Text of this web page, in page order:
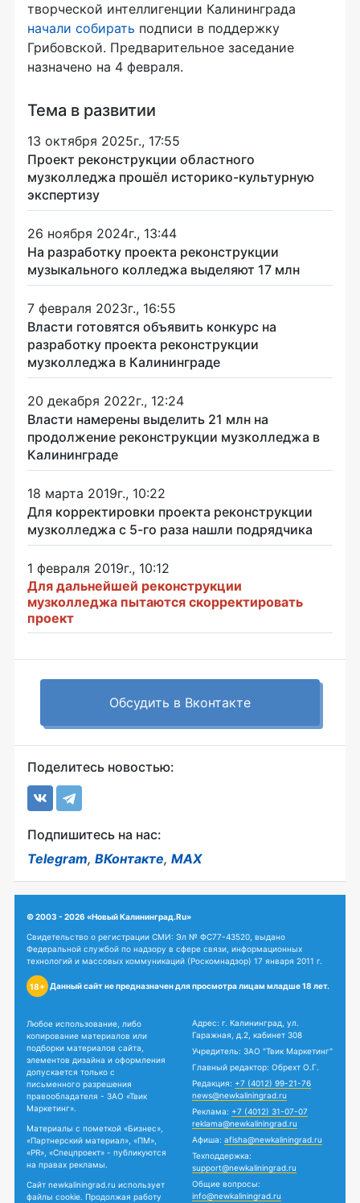
творческой интеллигенции Калининграда
начали собирать подписи в поддержку
Грибовской. Предварительное заседание
назначено на 4 февраля.
Тема в развитии
13 октября 2025г., 17:55
Проект реконструкции областного
музколледжа прошёл историко-культурную
экспертизу
26 ноября 2024г., 13:44
На разработку проекта реконструкции
музыкального колледжа выделяют 17 млн
7 февраля 2023г., 16:55
Власти готовятся объявить конкурс на
разработку проекта реконструкции
музколледжа в Калининграде
20 декабря 2022г., 12:24
Власти намерены выделить 21 млн на
продолжение реконструкции музколледжа в
Калининграде
18 марта 2019г., 10:22
Для корректировки проекта реконструкции
музколледжа с 5-го раза нашли подрядчика
1 февраля 2019г., 10:12
Для дальнейшей реконструкции
музколледжа пытаются скорректировать
проект
Обсудить в Вконтакте
Поделитесь новостью:
Подпишитесь на нас:
Telegram, ВКонтакте, MAX
© 2003 - 2026 «Новый Калининград.Ru»
Свидетельство о регистрации СМИ: Эл № ФС77-43520, выдано
Федеральной службой по надзору в сфере связи, информационных
технологий и массовых коммуникаций (Роскомнадзор) 17 января 2011 г.
18+ Данный сайт не предназначен для просмотра лицам младше 18 лет.
Любое использование, либо
копирование материалов или
подборки материалов сайта,
элементов дизайна и оформления
допускается только с
письменного разрешения
правообладателя - ЗАО «Твик
Маркетинг».
Материалы с пометкой «Бизнес»,
«Партнерский материал», «ПМ»,
«PR», «Спецпроект» - публикуются
на правах рекламы.
Сайт newkaliningrad.ru использует
файлы cookie. Продолжая работу
Адрес: г. Калининград, ул.
Гаражная, д.2, кабинет 308
Учредитель: ЗАО "Твик Маркетинг"
Главный редактор: Обрехт О.Г.
Редакция: +7 (4012) 99-21-76
news@newkaliningrad.ru
Реклама: +7 (4012) 31-07-07
reklama@newkaliningrad.ru
Афиша: afisha@newkaliningrad.ru
Техподдержка:
support@newkaliningrad.ru
Общие вопросы:
info@newkaliningrad.ru